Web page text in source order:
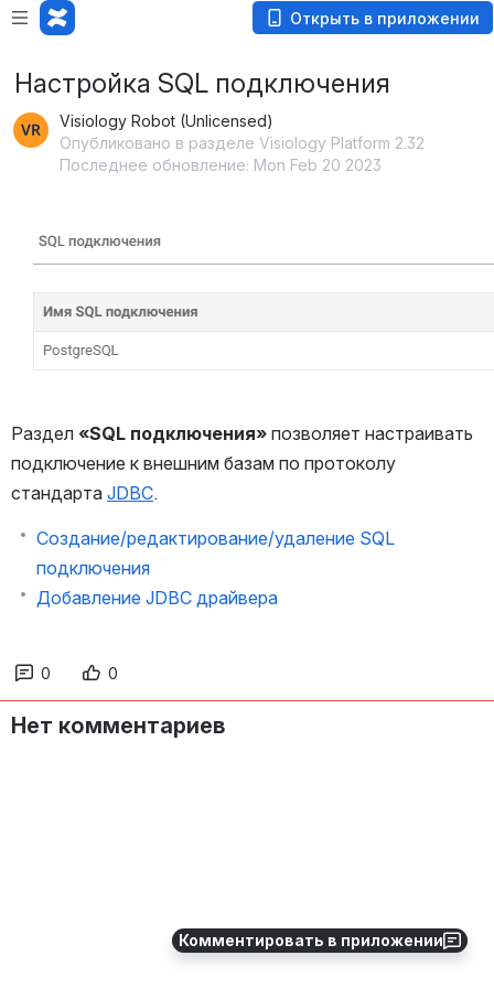
Открыть в приложении
Комментировать в приложении
Настройка SQL подключения
Visiology Robot (Unlicensed)
Опубликовано в разделе Visiology Platform 2.32
Последнее обновление: Mon Feb 20 2023
Раздел «SQL подключения» позволяет настраивать
подключение к внешним базам по протоколу
стандарта JDBC.
Создание/редактирование/удаление SQL
подключения
Добавление JDBC драйвера
0 0
Нет комментариев